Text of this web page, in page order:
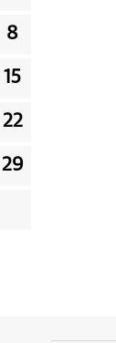
8
15
22
29